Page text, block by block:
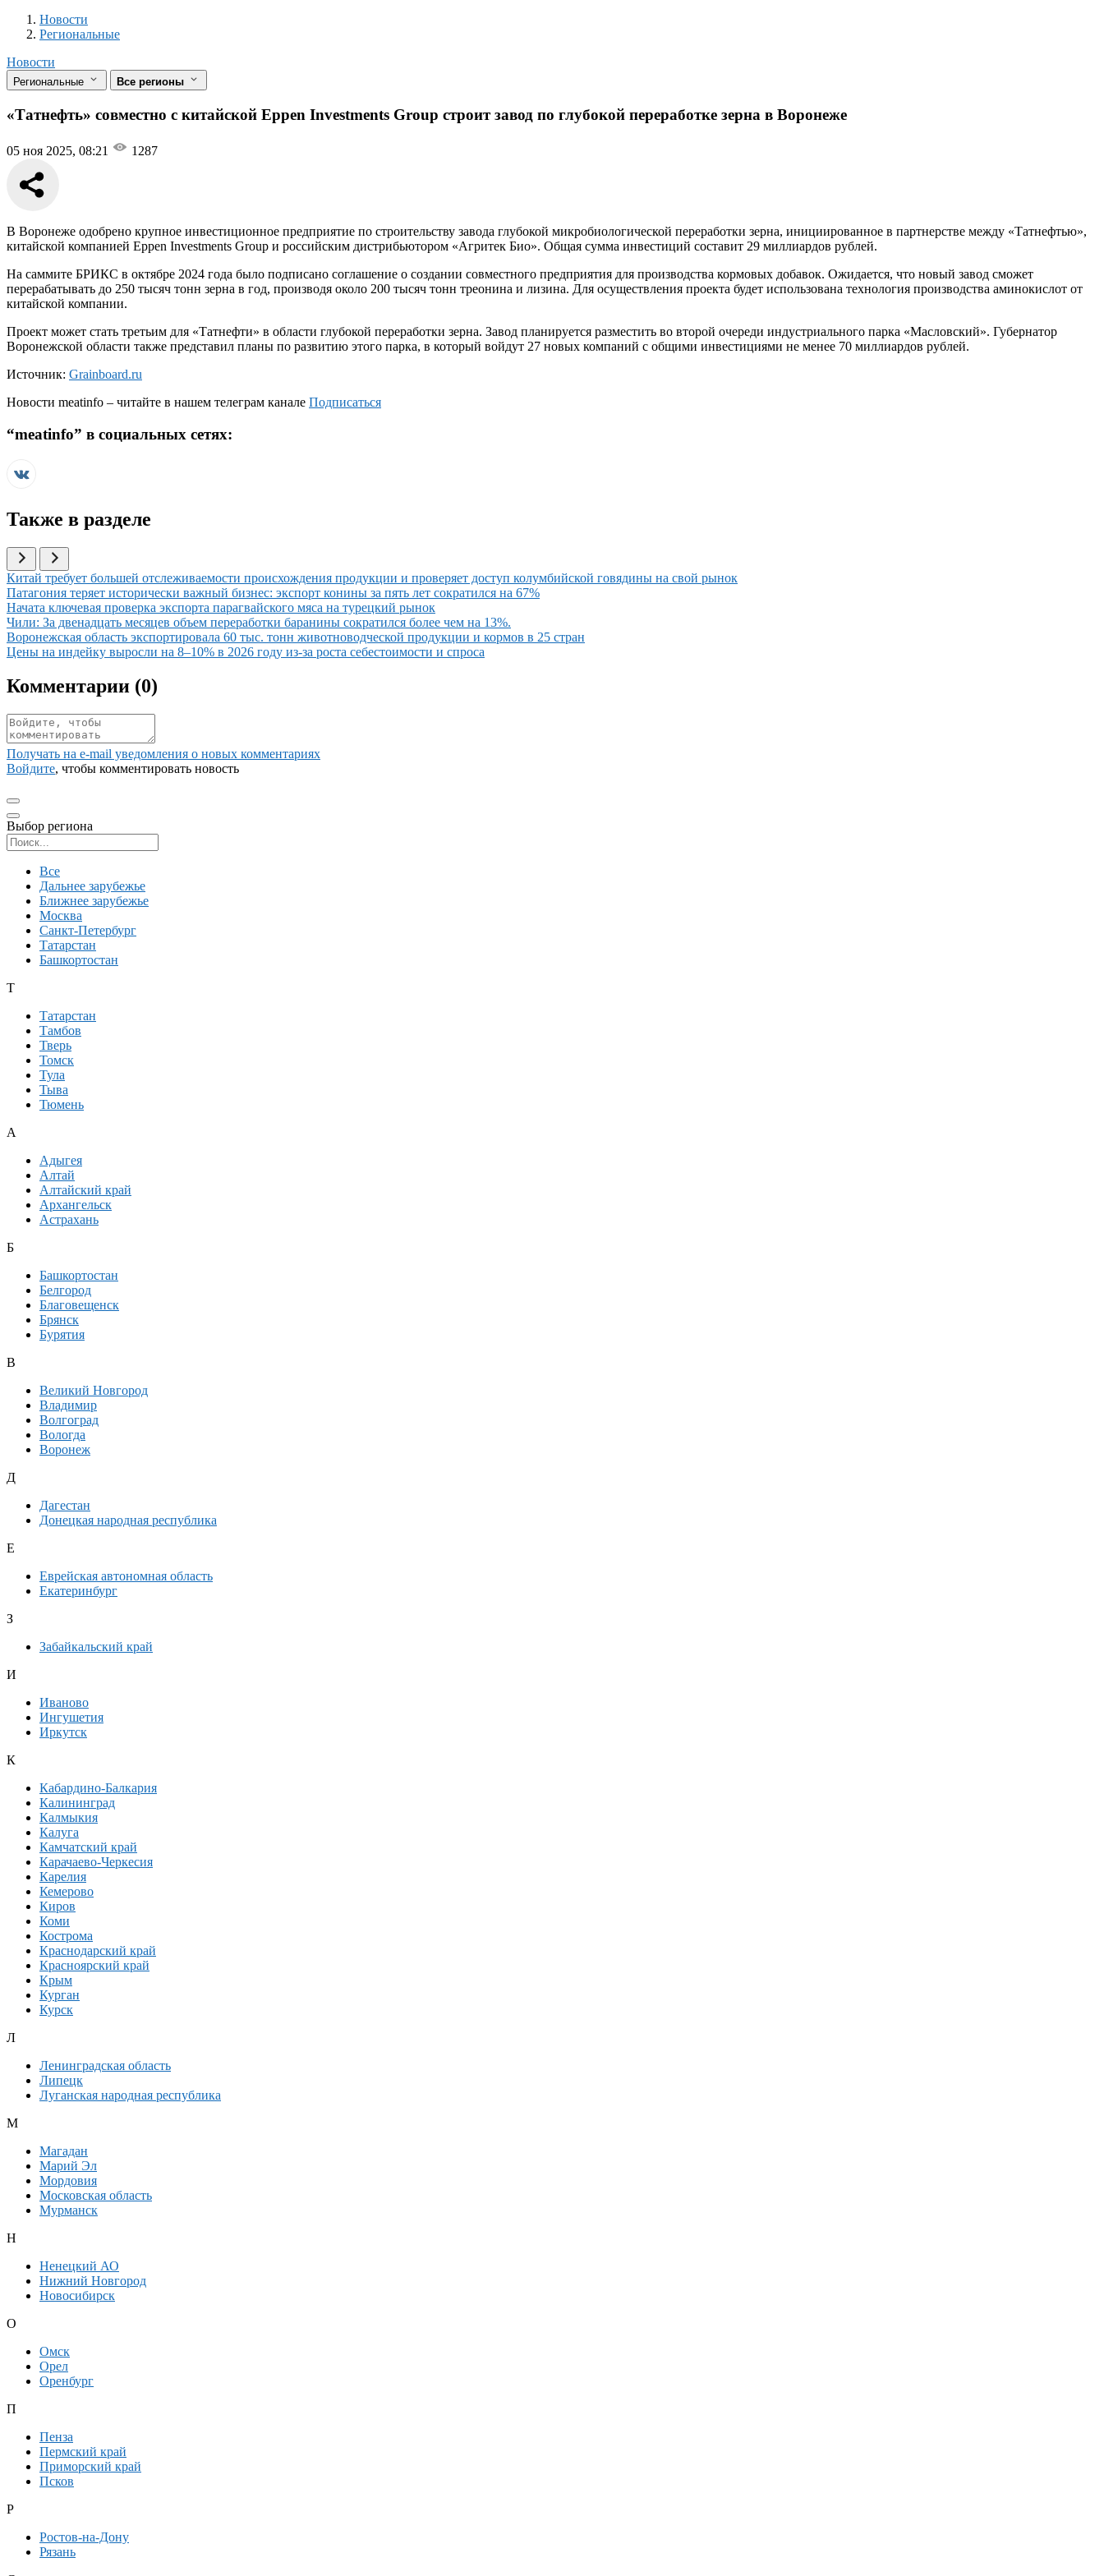
Новости
Разделы
Новости
Региональные
Новости
Региональные Все регионы
«Татнефть» совместно с китайской Eppen Investments Group строит завод по глубокой переработке зерна в Воронеже
05 ноя 2025, 08:21 1287
В Воронеже одобрено крупное инвестиционное предприятие по строительству завода глубокой микробиологической переработки зерна, инициированное в партнерстве между «Татнефтью»,
китайской компанией Eppen Investments Group и российским дистрибьютором «Агритек Био». Общая сумма инвестиций составит 29 миллиардов рублей.
На саммите БРИКС в октябре 2024 года было подписано соглашение о создании совместного предприятия для производства кормовых добавок. Ожидается, что новый завод сможет
перерабатывать до 250 тысяч тонн зерна в год, производя около 200 тысяч тонн треонина и лизина. Для осуществления проекта будет использована технология производства аминокислот от
китайской компании.
Проект может стать третьим для «Татнефти» в области глубокой переработки зерна. Завод планируется разместить во второй очереди индустриального парка «Масловский». Губернатор
Воронежской области также представил планы по развитию этого парка, в который войдут 27 новых компаний с общими инвестициями не менее 70 миллиардов рублей.
Источник: Grainboard.ru
Новости meatinfo – читайте в нашем телеграм канале Подписаться
“meatinfo” в социальных сетях:
Также в разделе
Иллюстрация новости
Китай требует большей отслеживаемости происхождения продукции и проверяет доступ колумбийской говядины на свой рынок
Иллюстрация новости
Патагония теряет исторически важный бизнес: экспорт конины за пять лет сократился на 67%
Иллюстрация новости
Начата ключевая проверка экспорта парагвайского мяса на турецкий рынок
Иллюстрация новости
Чили: За двенадцать месяцев объем переработки баранины сократился более чем на 13%.
Иллюстрация новости
Воронежская область экспортировала 60 тыс. тонн животноводческой продукции и кормов в 25 стран
Иллюстрация новости
Цены на индейку выросли на 8–10% в 2026 году из-за роста себестоимости и спроса
Комментарии (0)
Получать на e‑mail уведомления о новых комментариях
Войдите, чтобы комментировать новость
Выбор региона
Все
Дальнее зарубежье
Ближнее зарубежье
Москва
Санкт-Петербург
Татарстан
Башкортостан
Т
Татарстан
Тамбов
Тверь
Томск
Тула
Тыва
Тюмень
А
Адыгея
Алтай
Алтайский край
Архангельск
Астрахань
Б
Башкортостан
Белгород
Благовещенск
Брянск
Бурятия
В
Великий Новгород
Владимир
Волгоград
Вологда
Воронеж
Д
Дагестан
Донецкая народная республика
Е
Еврейская автономная область
Екатеринбург
З
Забайкальский край
И
Иваново
Ингушетия
Иркутск
К
Кабардино-Балкария
Калининград
Калмыкия
Калуга
Камчатский край
Карачаево-Черкесия
Карелия
Кемерово
Киров
Коми
Кострома
Краснодарский край
Красноярский край
Крым
Курган
Курск
Л
Ленинградская область
Липецк
Луганская народная республика
М
Магадан
Марий Эл
Мордовия
Московская область
Мурманск
Н
Ненецкий АО
Нижний Новгород
Новосибирск
О
Омск
Орел
Оренбург
П
Пенза
Пермский край
Приморский край
Псков
Р
Ростов-на-Дону
Рязань